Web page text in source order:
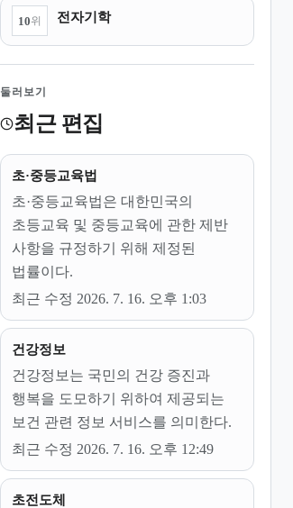
10위 전자기학
둘러보기
최근 편집
초·중등교육법
초·중등교육법은 대한민국의
초등교육 및 중등교육에 관한 제반
사항을 규정하기 위해 제정된
법률이다.
최근 수정 2026. 7. 16. 오후 1:03
건강정보
건강정보는 국민의 건강 증진과
행복을 도모하기 위하여 제공되는
보건 관련 정보 서비스를 의미한다.
최근 수정 2026. 7. 16. 오후 12:49
초전도체